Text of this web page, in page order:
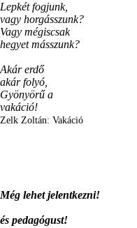
Lepkét fogjunk,
vagy horgásszunk?
Vagy mégiscsak
hegyet másszunk?
Akár erdő
akár folyó,
Gyönyörű a
vakáció!
Zelk Zoltán: Vakáció
Még
Szeretettel
és pedagógust!